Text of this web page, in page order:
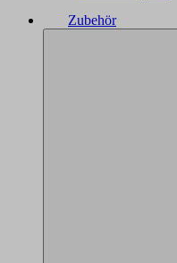
Zubehör